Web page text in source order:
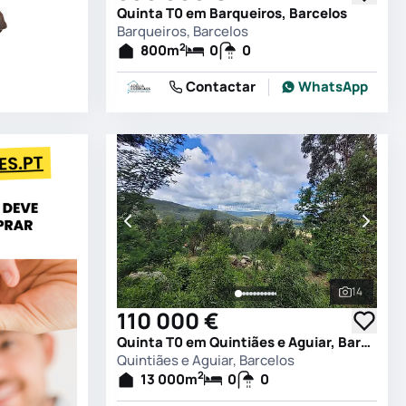
Quinta T0 em Barqueiros, Barcelos
Barqueiros, Barcelos
800m2 0
0
Contactar
WhatsApp
Ver
14
110 000 €
Quinta T0 em Quintiães e Aguiar, Barcelos
Quintiães e Aguiar, Barcelos
13 000m2 0
0